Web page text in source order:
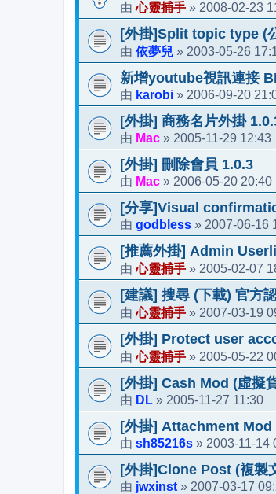
由心靈捕手 » 2008-02-23
[外掛]Split topic type (
由 依夢兒 » 2003-05-26
新增youtube視訊連接
由 karobi » 2006-09-20
[外掛] 商務名片外掛
由 Mac » 2005-11-29 12:43
[外掛] 刪除會員 1.0.3
由 Mac » 2006-05-20 20:40
[分享]Visual
由 godbless » 2007-06-16
[推薦外掛] Admin
由心靈捕手 » 2005-02-07
[建議] 搜尋 (下載) 官方
由心靈捕手 » 2007-03-19
[外掛] Protect user
由心靈捕手 » 2005-05-22
[外掛] Cash Mod (虛擬
由 DL » 2005-11-27 11:30
[外掛] Attachment Mod
由 sh85216s » 2003-11-14
[外掛]Clone Post (複製
由 jwxinst » 2007-03-17